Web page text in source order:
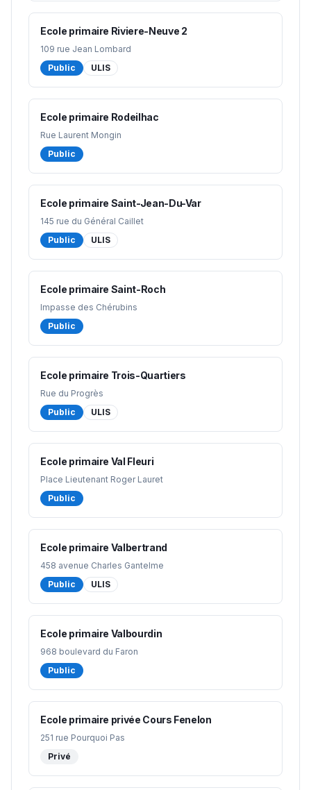
Ecole primaire Riviere-Neuve 2
109 rue Jean Lombard
Public
ULIS
Ecole primaire Rodeilhac
Rue Laurent Mongin
Public
Ecole primaire Saint-Jean-Du-Var
145 rue du Général Caillet
Public
ULIS
Ecole primaire Saint-Roch
Impasse des Chérubins
Public
Ecole primaire Trois-Quartiers
Rue du Progrès
Public
ULIS
Ecole primaire Val Fleuri
Place Lieutenant Roger Lauret
Public
Ecole primaire Valbertrand
458 avenue Charles Gantelme
Public
ULIS
Ecole primaire Valbourdin
968 boulevard du Faron
Public
Ecole primaire privée Cours Fenelon
251 rue Pourquoi Pas
Privé